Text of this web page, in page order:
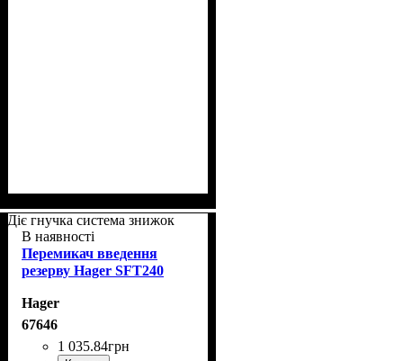
Діє гнучка система знижок
В наявності
Перемикач введення
резерву Hager SFT240
Hager
67646
1 035.84грн